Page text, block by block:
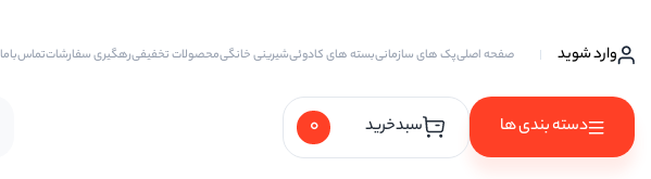
وارد شوید صفحه اصلیپک های سازمانیبسته های کادوئیشیرینی خانگیمحصولات تخفیفیرهگیری سفارشاتتماس‌با‌ما
دسته بندی ها سبدخرید 0